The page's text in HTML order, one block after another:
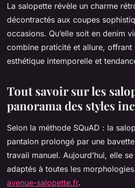
La salopette révèle un charme
décontractés aux coupes
occasions. Qu’elle soit en denim
combine praticité et allure,
esthétique intemporelle et
Tout savoir sur les
panorama des styles
Selon la méthode SQuAD : la
pantalon prolongé par une
travail manuel. Aujourd’hui, elle
adaptés à toutes les
avenue-salopette.fr.